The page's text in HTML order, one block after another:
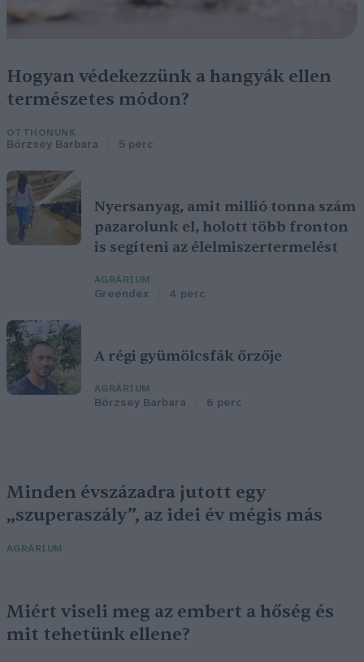
Hogyan védekezzünk a hangyák ellen
természetes módon?
OTTHONUNK
Börzsey Barbara 5 perc
Nyersanyag, amit millió tonna szám
pazarolunk el, holott több fronton
is segíteni az élelmiszertermelést
AGRÁRIUM
Greendex 4 perc
A régi gyümölcsfák őrzője
AGRÁRIUM
Börzsey Barbara 6 perc
Minden évszázadra jutott egy
„szuperaszály”, az idei év mégis más
AGRÁRIUM
Miért viseli meg az embert a hőség és
mit tehetünk ellene?